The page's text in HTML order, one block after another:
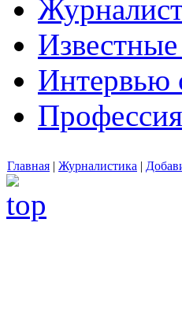
Интервью
Главная | Журналистика |